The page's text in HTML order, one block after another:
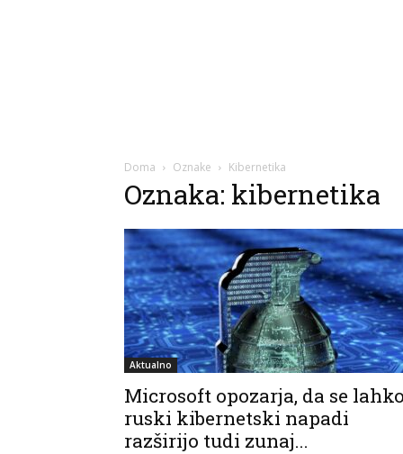
Doma Oznake Kibernetika
Oznaka: kibernetika
Aktualno
Microsoft opozarja, da se
ruski kibernetski napadi
razširijo tudi zunaj...